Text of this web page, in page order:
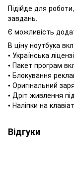
Підійде для
завдань.
Є можливість
В ціну ноутбука
• Українська
• Пакет програм
• Блокування
• Оригінальний
• Дріт живлення
• Наліпки на
Відгуки